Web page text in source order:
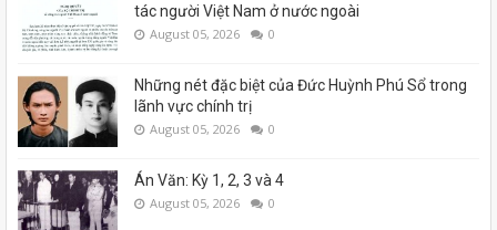
tác người Việt Nam ở nước ngoài
August 05, 2026 0
Những nét đặc biệt của Đức Huỳnh Phú Sổ trong
lãnh vực chính trị
August 05, 2026 0
Án Văn: Kỳ 1, 2, 3 và 4
August 05, 2026 0